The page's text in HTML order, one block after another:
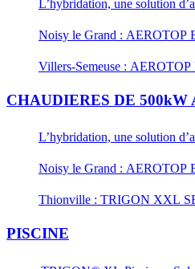
L’hybridation, une solution
Noisy le Grand : AEROTOP
Villers-Semeuse :
CHAUDIERES DE 500kW
L’hybridation, une solution
Noisy le Grand : AEROTOP
Thionville : TRIGON XXL
PISCINE